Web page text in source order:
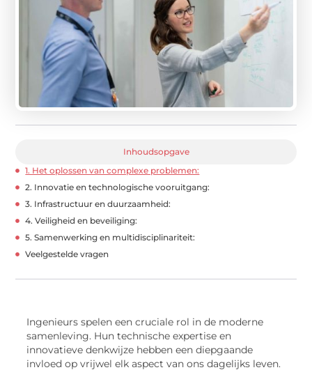
Inhoudsopgave
1. Het oplossen van complexe problemen:
2. Innovatie en technologische vooruitgang:
3. Infrastructuur en duurzaamheid:
4. Veiligheid en beveiliging:
5. Samenwerking en multidisciplinariteit:
Veelgestelde vragen
Ingenieurs spelen een cruciale rol in de moderne
samenleving. Hun technische expertise en
innovatieve denkwijze hebben een diepgaande
invloed op vrijwel elk aspect van ons dagelijks leven.